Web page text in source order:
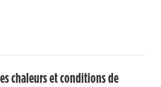
chaleurs et conditions de